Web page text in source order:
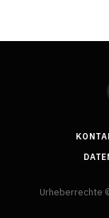
Urheberrechte